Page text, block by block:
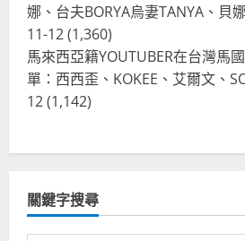
娜、台夫BORYA烏妻TANYA、貝
11-12(1,360)
馬來西亞籍YOUTUBER在台灣馬
單：西西歪、KOKEE、艾爾文、
12(1,142)
關鍵字搜尋
台灣餐飲在全球
泰豐受歡迎台灣
城西雅圖分店
1 2024-02-06